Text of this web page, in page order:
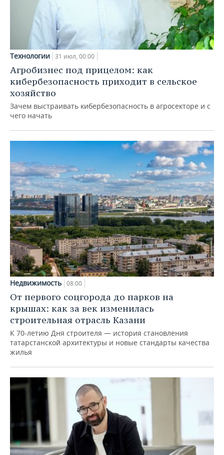
Технологии 31 июл, 00:00
Агробизнес под прицелом: как
кибербезопасность приходит в сельское
хозяйство
Зачем выстраивать кибербезопасность в агросекторе и с
чего начать
Недвижимость 08:00
От первого соцгорода до парков на
крышах: как за век изменилась
строительная отрасль Казани
К 70-летию Дня строителя — история становления
татарстанской архитектуры и новые стандарты качества
жилья